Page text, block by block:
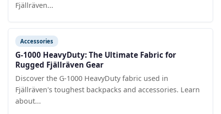
Fjällräven...
Accessories
G-1000 HeavyDuty: The Ultimate Fabric for
Rugged Fjällräven Gear
Discover the G-1000 HeavyDuty fabric used in
Fjällräven's toughest backpacks and accessories. Learn
about...